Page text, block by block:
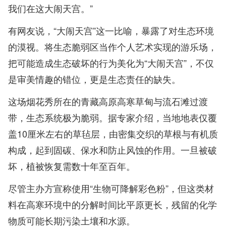
我们在这大闹天宫。”
有网友说，“大闹天宫”这一比喻，暴露了对生态环境
的漠视。将生态脆弱区当作个人艺术实现的游乐场，
把可能造成生态破坏的行为美化为“大闹天宫”，不仅
是审美情趣的错位，更是生态责任的缺失。
这场烟花秀所在的青藏高原高寒草甸与流石滩过渡
带，生态系统极为脆弱。据专家介绍，当地地表仅覆
盖10厘米左右的草毡层，由密集交织的草根与有机质
构成，起到固碳、保水和防止风蚀的作用。一旦被破
坏，植被恢复需数十年至百年。
尽管主办方宣称使用“生物可降解彩色粉”，但这类材
料在高寒环境中的分解时间比平原更长，残留的化学
物质可能长期污染土壤和水源。